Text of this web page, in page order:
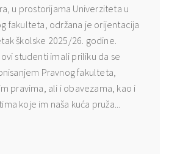
u prostorijama Univerziteta u
fakulteta, održana je orijentacija
školske 2025/26. godine.
studenti imali priliku da se
Pravnog fakulteta,
pravima, ali i obavezama, kao i
koje im naša kuća pruža...